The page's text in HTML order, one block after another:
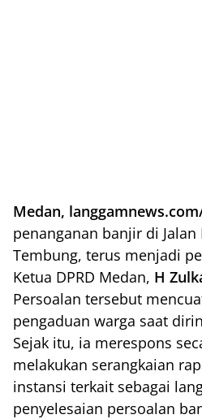
Medan,
penanganan banjir di
Tembung, terus menjadi
Ketua DPRD Medan, H
Persoalan tersebut
pengaduan warga saat
Sejak itu, ia merespons
melakukan serangkaian
instansi terkait sebagai
penyelesaian persoalan